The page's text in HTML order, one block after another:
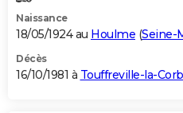
Naissance
18/05/1924 au Houlme (Seine-
Décès
16/10/1981 à Touffreville-la-